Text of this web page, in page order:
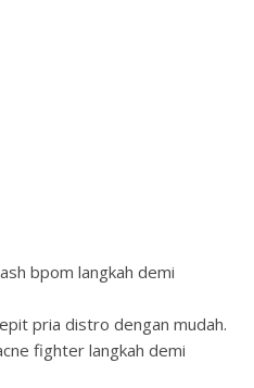
bpom langkah demi
pria distro dengan mudah.
fighter langkah demi